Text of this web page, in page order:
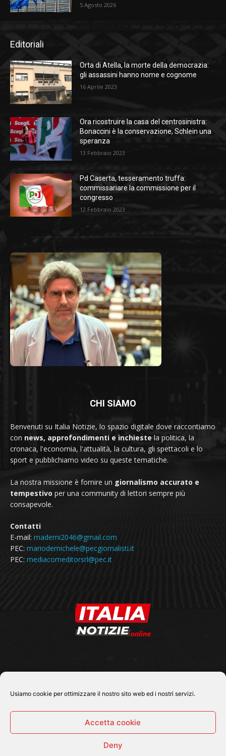
Usiamo cookie per ottimizzare il nostro sito web ed i nostri servizi.
Accetta cookie
Deny
5 Agosto 2026
Editoriali
Orta di Atella, la morte della democrazia:
gli assassini hanno nome e cognome
16 Aprile 2023
Ora ricostruire la casa del centrosinistra:
Bonaccini è la conservazione, Schlein una
speranza
13 Febbraio 2023
Pd Caserta, tesseramento truffa:
commissariare la commissione per il
congresso
12 Febbraio 2023
CHI SIAMO
Benvenuti su Italia Notizie, lo spazio digitale dove raccontiamo
con news, approfondimenti e inchieste la politica, la
cronaca, l'economia, l'attualità, la cultura, gli spettacoli e lo
sport e pubblichiamo video su queste tematiche.
La nostra missione è fornire un giornalismo accurato e
tempestivo per una community di lettori sempre più
consapevole.
Contatti
E-mail: mademi2046@gmail.com
PEC: mariodemichele@pecgiornalisti.it
PEC: mediacomeditorsrl@pec.it
© 2026 Tutti i diritti riservati - Italia Notizie .online |